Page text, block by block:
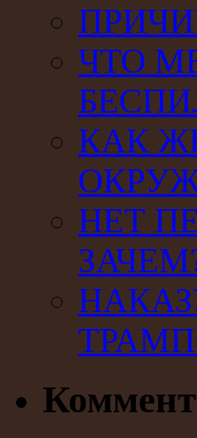
ЧТО
КАК
НЕТ